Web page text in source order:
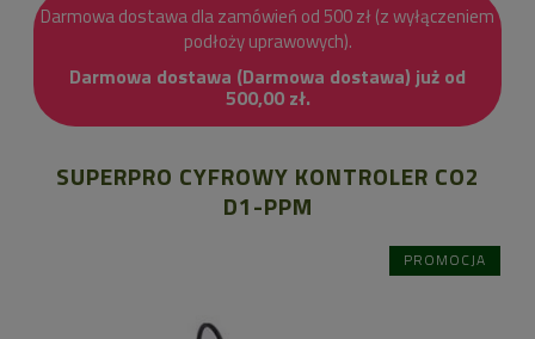
Darmowa dostawa dla zamówień od 500 zł (z wyłączeniem
podłoży uprawowych).
Darmowa dostawa (Darmowa dostawa) już od
500,00 zł.
SUPERPRO CYFROWY KONTROLER CO2
D1-PPM
PROMOCJA